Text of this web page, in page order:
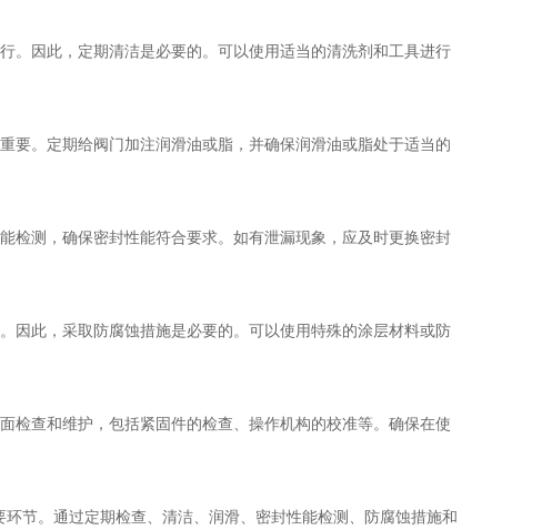
因此，定期清洁是必要的。可以使用适当的清洗剂和工具进行
。定期给阀门加注润滑油或脂，并确保润滑油或脂处于适当的
测，确保密封性能符合要求。如有泄漏现象，应及时更换密封
此，采取防腐蚀措施是必要的。可以使用特殊的涂层材料或防
查和维护，包括紧固件的检查、操作机构的校准等。确保在使
。通过定期检查、清洁、润滑、密封性能检测、防腐蚀措施和